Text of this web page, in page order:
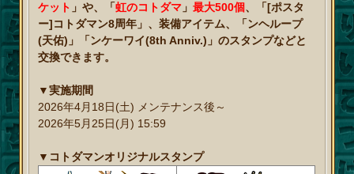
ケット 」や、「虹のコトダマ 」最大500個、「[ポスタ
ー]コトダマン8周年」、装備アイテム、「ンヘループ
(天佑)」「ンケーワイ(8th Anniv.)」のスタンプなどと
交換できます。
▼実施期間
2026年4月18日(土) メンテナンス後～
2026年5月25日(月) 15:59
▼コトダマンオリジナルスタンプ